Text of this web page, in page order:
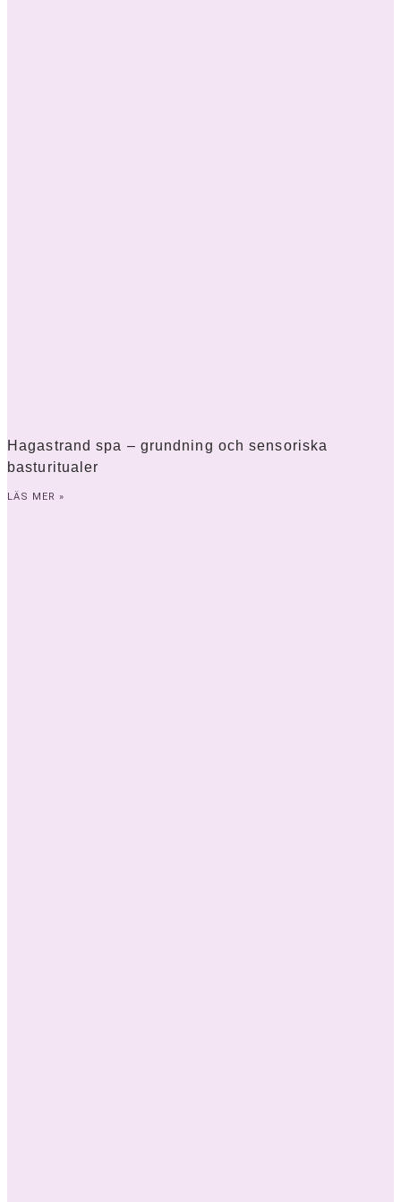
Hagastrand spa – grundning och sensoriska
basturitualer
LÄS MER »